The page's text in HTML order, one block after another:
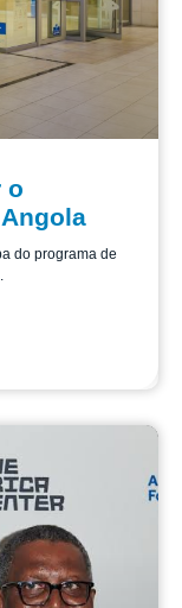
o
do programa de